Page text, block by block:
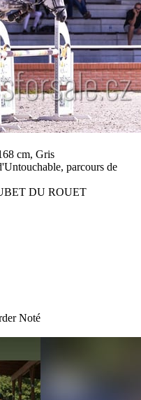
cm, Gris
parcours de
DU ROUET
Noté